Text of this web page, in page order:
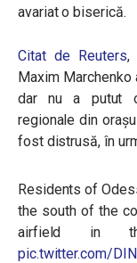
avariat o biserică.
Citat de Reuters,
Maxim
dar nu a putut
regionale din
fost distrusă, în
Residents of
the south of the
airfield
pic.twitter.com/